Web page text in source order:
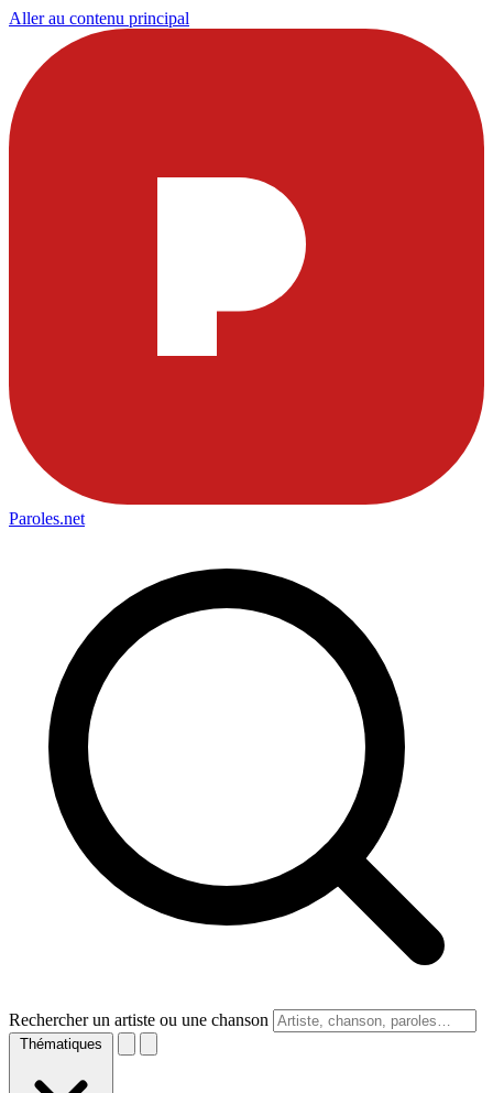
Aller au contenu principal
Paroles.net
Rechercher un artiste ou une chanson
Thématiques